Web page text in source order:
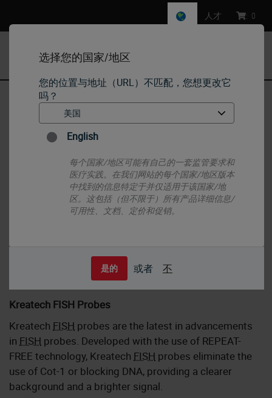
选择您的国家/地区
您的位置与地址（URL）不匹配，您想更改它
吗？
English
每个国家/地区可能有自己的一套监管要求和
医疗实践。在我们网站的每个国家/地区版本
中找到的信息特定于并仅适用于该国家/地
区。这包括（但不限于）所有产品详细信息/
可用性、文档、定价和促销。
是的 或者 不
人才 : 0
IHC & ISH •
ISH Probes - Molecular Pathology
Kreatech FISH Probes
Kreatech FISH probes are the latest in advancements
in FISH probes. Developed with the use of REPEAT-
FREE technology, Kreatech FISH probes eliminate the
use of Cot-1 or blocking DNA, providing a clearer
background and a brighter signal.